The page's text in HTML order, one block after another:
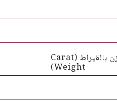
الوزن بالقيراط (Carat
Weight)